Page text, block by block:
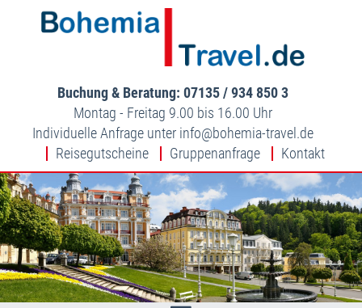
Buchung & Beratung: 07135 / 934 850 3
Montag - Freitag 9.00 bis 16.00 Uhr
Individuelle Anfrage unter info
bohemia-travel.de
Reisegutscheine
Gruppenanfrage Kontakt